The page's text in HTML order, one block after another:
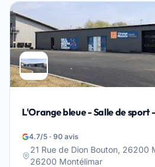
L'Orange bleue - Salle de sport
4.7/5 · 90 avis
21 Rue de Dion Bouton, 26200
26200 Montélimar